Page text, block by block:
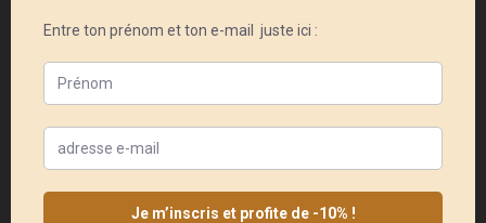
doigts comme s’il les écrivait et
apprend en même temps le son qui
lui est associé.
Si l’enfant a beaucoup pratiqué les
exercices préliminaires de vie
pratique et sensorielle, alors ses